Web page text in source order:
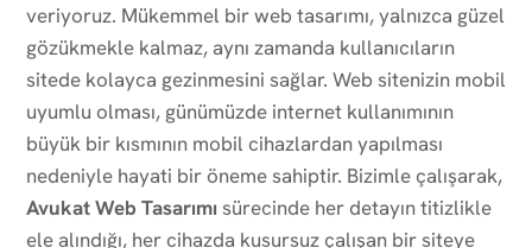
veriyoruz. Mükemmel bir web tasarımı, yalnızca güzel
gözükmekle kalmaz, aynı zamanda kullanıcıların
sitede kolayca gezinmesini sağlar. Web sitenizin mobil
uyumlu olması, günümüzde internet kullanımının
büyük bir kısmının mobil cihazlardan yapılması
nedeniyle hayati bir öneme sahiptir. Bizimle çalışarak,
Avukat Web Tasarımı sürecinde her detayın titizlikle
ele alındığı, her cihazda kusursuz çalışan bir siteye